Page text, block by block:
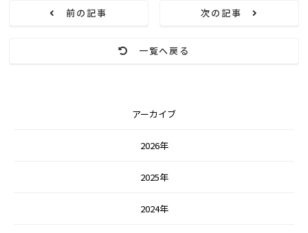
前の記事
一覧へ戻る
次の記事
アーカイブ
2026年
2025年
2024年